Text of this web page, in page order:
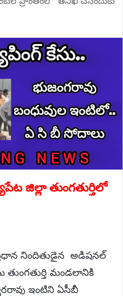
జిల్లా తుంగతుర్తిలో
నిందితుడైన అడిషనల్
మండలానికి
ఇంటిని ఏసీబీ